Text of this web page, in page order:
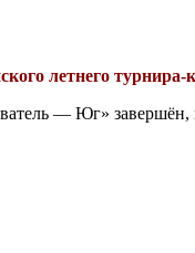
летнего
— Юг» завершён,